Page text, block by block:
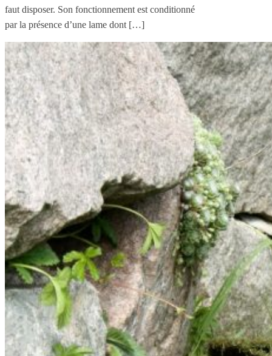
faut disposer. Son fonctionnement est conditionné
par la présence d’une lame dont […]